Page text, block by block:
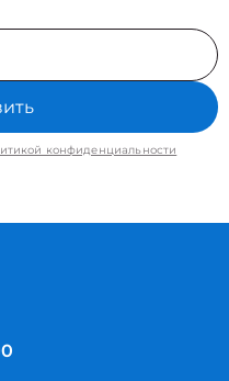
конфиденциальности